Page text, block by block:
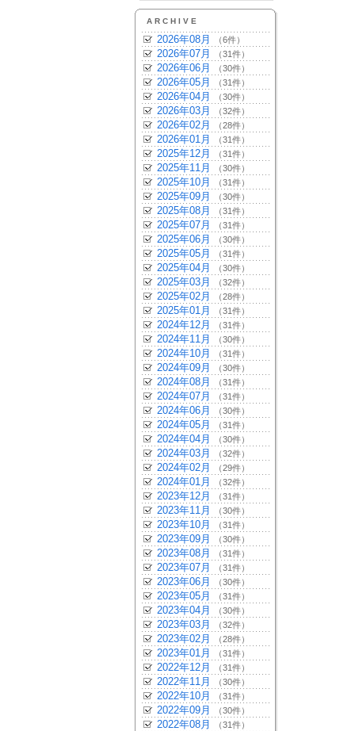
ARCHIVE
2026年08月 （6件）
2026年07月 （31件）
2026年06月 （30件）
2026年05月 （31件）
2026年04月 （30件）
2026年03月 （32件）
2026年02月 （28件）
2026年01月 （31件）
2025年12月 （31件）
2025年11月 （30件）
2025年10月 （31件）
2025年09月 （30件）
2025年08月 （31件）
2025年07月 （31件）
2025年06月 （30件）
2025年05月 （31件）
2025年04月 （30件）
2025年03月 （32件）
2025年02月 （28件）
2025年01月 （31件）
2024年12月 （31件）
2024年11月 （30件）
2024年10月 （31件）
2024年09月 （30件）
2024年08月 （31件）
2024年07月 （31件）
2024年06月 （30件）
2024年05月 （31件）
2024年04月 （30件）
2024年03月 （32件）
2024年02月 （29件）
2024年01月 （32件）
2023年12月 （31件）
2023年11月 （30件）
2023年10月 （31件）
2023年09月 （30件）
2023年08月 （31件）
2023年07月 （31件）
2023年06月 （30件）
2023年05月 （31件）
2023年04月 （30件）
2023年03月 （32件）
2023年02月 （28件）
2023年01月 （31件）
2022年12月 （31件）
2022年11月 （30件）
2022年10月 （31件）
2022年09月 （30件）
2022年08月 （31件）